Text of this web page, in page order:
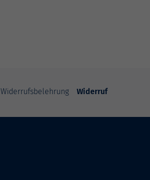
Widerrufsbelehrung Widerruf